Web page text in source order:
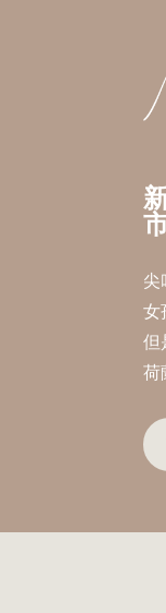
尖
女
但
荷